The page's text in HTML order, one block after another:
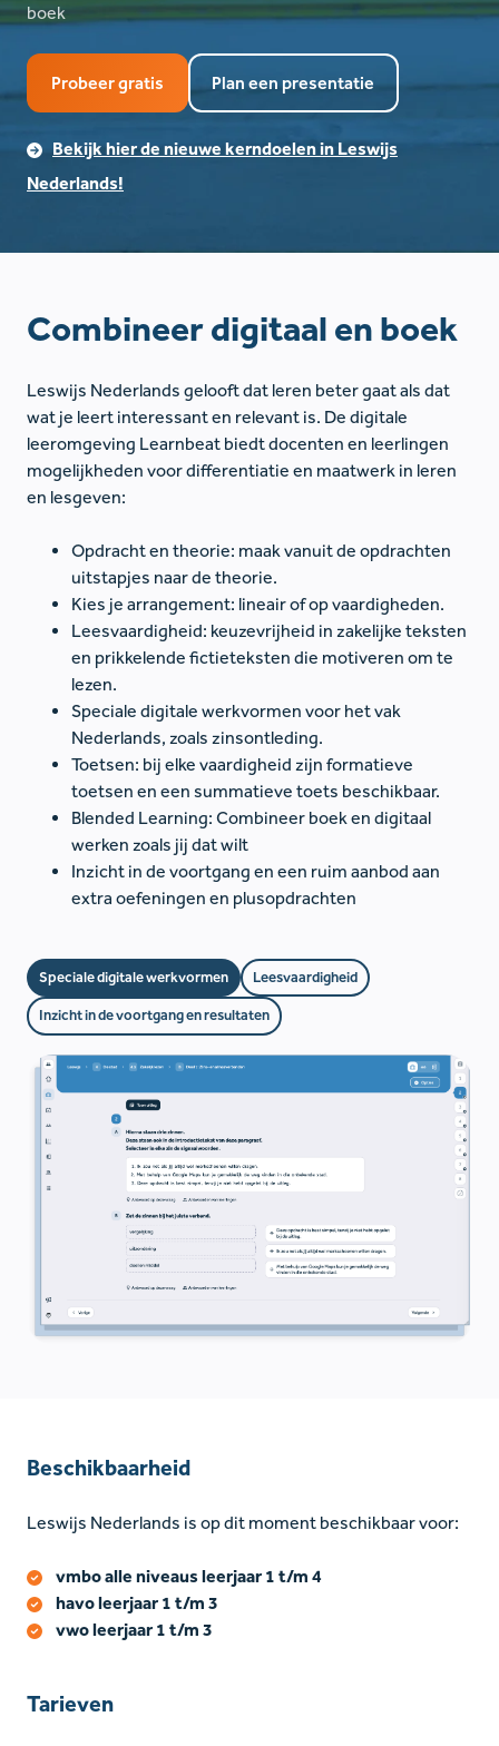
boek
Probeer gratis Plan een presentatie
Bekijk hier de nieuwe kerndoelen in Leswijs
Nederlands!
Combineer digitaal en boek
Leswijs Nederlands gelooft dat leren beter gaat als dat
wat je leert interessant en relevant is. De digitale
leeromgeving Learnbeat biedt docenten en leerlingen
mogelijkheden voor differentiatie en maatwerk in leren
en lesgeven:
Opdracht en theorie: maak vanuit de opdrachten
uitstapjes naar de theorie.
Kies je arrangement: lineair of op vaardigheden.
Leesvaardigheid: keuzevrijheid in zakelijke teksten
en prikkelende fictieteksten die motiveren om te
lezen.
Speciale digitale werkvormen voor het vak
Nederlands, zoals zinsontleding.
Toetsen: bij elke vaardigheid zijn formatieve
toetsen en een summatieve toets beschikbaar.
Blended Learning: Combineer boek en digitaal
werken zoals jij dat wilt
Inzicht in de voortgang en een ruim aanbod aan
extra oefeningen en plusopdrachten
Speciale digitale werkvormen Leesvaardigheid
Inzicht in de voortgang en resultaten
Beschikbaarheid
Leswijs Nederlands is op dit moment beschikbaar voor:
vmbo alle niveaus leerjaar 1 t/m 4
havo leerjaar 1 t/m 3
vwo leerjaar 1 t/m 3
Tarieven